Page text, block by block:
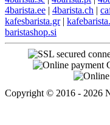
4barista.ee | 4barista.ch |
kafesbarista.gr|
baristashop.si
Copyright © 2016 - 2026